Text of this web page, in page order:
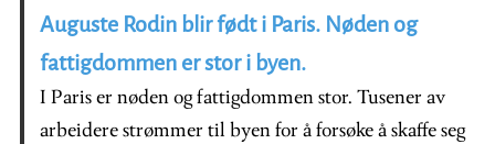
Auguste Rodin blir født i Paris. Nøden og
fattigdommen er stor i byen.
I Paris er nøden og fattigdommen stor. Tusener av
arbeidere strømmer til byen for å forsøke å skaffe seg